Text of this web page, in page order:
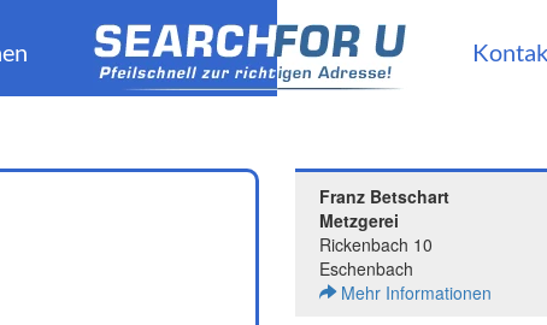
Franz Betschart
Metzgerei
Rickenbach 10
Eschenbach
Mehr Informationen